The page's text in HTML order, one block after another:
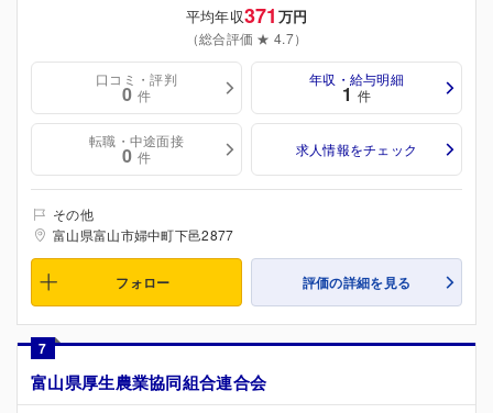
平均年収371 万円
（総合評価 ★ 4.7）
口コミ・評判
0 件
年収・給与明細
1 件
転職・中途面接
0 件 求人情報をチェック
その他
富山県富山市婦中町下邑2877
フォロー 評価の詳細を見る
7
富山県厚生農業協同組合連合会